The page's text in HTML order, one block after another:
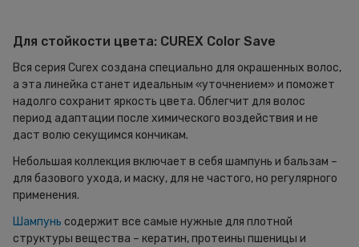
Для стойкости цвета: CUREX Color Save
Вся серия Curex создана специально для окрашенных волос,
а эта линейка станет идеальным «уточнением» и поможет
надолго сохранит яркость цвета. Облегчит для волос
период адаптации после химического воздействия и не
даст волю секущимся кончикам.
Небольшая коллекция включает в себя шампунь и бальзам –
для базового ухода, и маску, для не частого, но регулярного
применения.
Шампунь содержит все самые нужные для плотной
структуры вещества – кератин, протеины пшеницы и